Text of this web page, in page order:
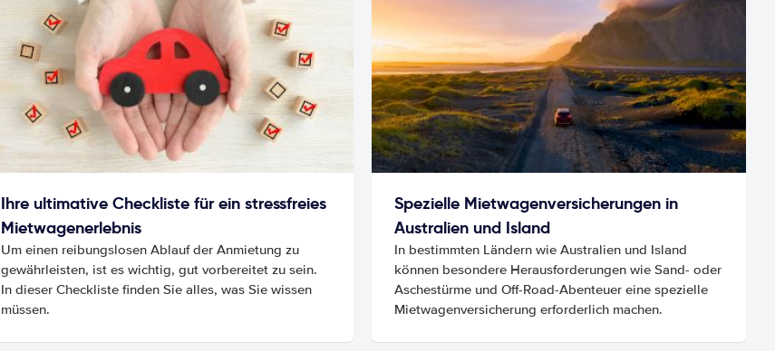
Ihre ultimative Checkliste für ein stressfreies
Mietwagenerlebnis
Um einen reibungslosen Ablauf der Anmietung zu
gewährleisten, ist es wichtig, gut vorbereitet zu sein.
In dieser Checkliste finden Sie alles, was Sie wissen
müssen.
Spezielle Mietwagenversicherungen in
Australien und Island
In bestimmten Ländern wie Australien und Island
können besondere Herausforderungen wie Sand- oder
Aschestürme und Off-Road-Abenteuer eine spezielle
Mietwagenversicherung erforderlich machen.